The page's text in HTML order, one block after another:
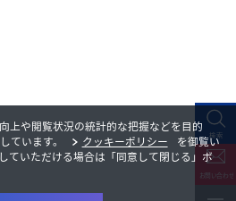
上や閲覧状況の統計的な把握などを目的
ています。
クッキーポリシー
を御覧い
ていただける場合は「同意して閉じる」ボ